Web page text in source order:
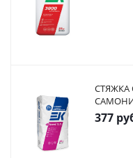
СТЯЖКА
377